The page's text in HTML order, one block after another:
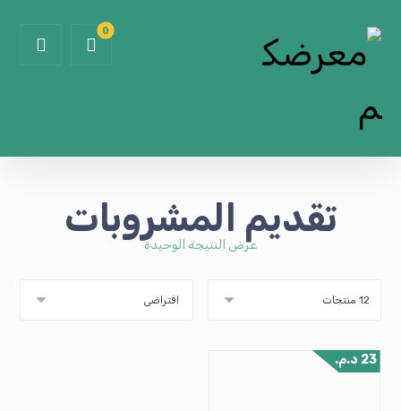
تقديم المشروبات
عرض النتيجة الوحيدة
23 د.م.